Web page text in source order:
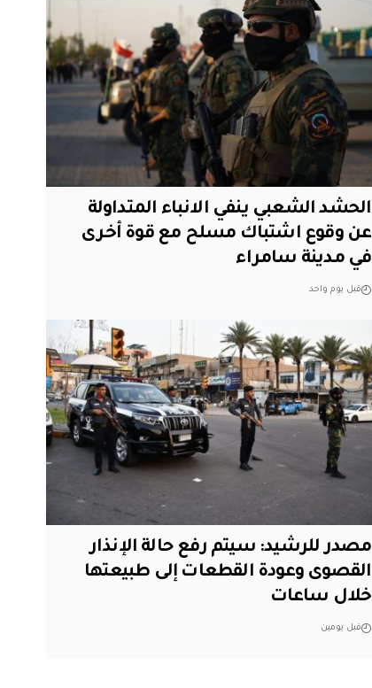
الحشد الشعبي ينفي الانباء المتداولة
عن وقوع اشتباك مسلح مع قوة أخرى
في مدينة سامراء
قبل يوم واحد
مصدر للرشيد: سيتم رفع حالة الإنذار
القصوى وعودة القطعات إلى طبيعتها
خلال ساعات
قبل يومين